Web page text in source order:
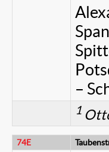
–
1
74E